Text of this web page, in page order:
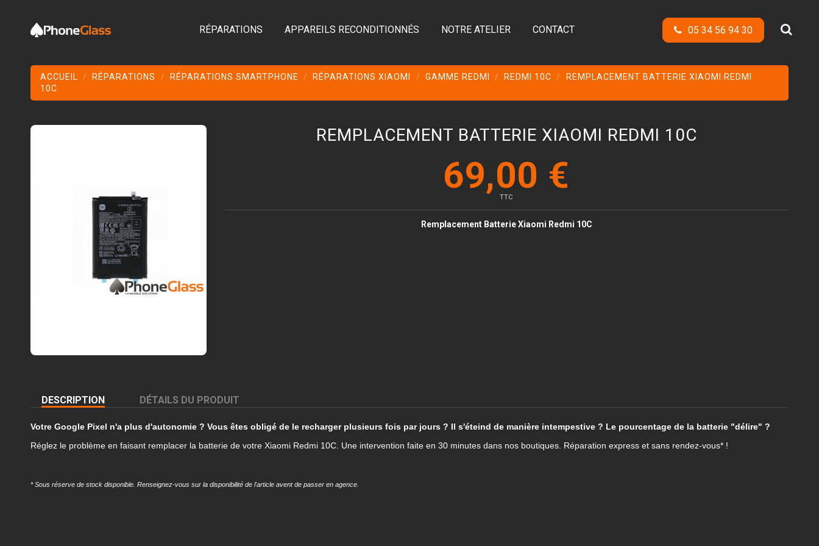
RÉPARATIONS APPAREILS RECONDITIONNÉS NOTRE ATELIER CONTACT 05 34 56 94 30
ACCUEIL RÉPARATIONS RÉPARATIONS SMARTPHONE RÉPARATIONS XIAOMI GAMME REDMI REDMI 10C
REMPLACEMENT BATTERIE XIAOMI REDMI
10C
REMPLACEMENT BATTERIE XIAOMI REDMI 10C
69,00 €
TTC
Remplacement Batterie Xiaomi Redmi 10C
DESCRIPTION DÉTAILS DU PRODUIT
Votre Google Pixel n'a plus d'autonomie ? Vous êtes obligé de le recharger plusieurs fois par jours ? Il s'éteind de manière intempestive ? Le pourcentage de la batterie "délire" ?
Réglez le problème en faisant remplacer la batterie de votre Xiaomi Redmi 10C. Une intervention faite en 30 minutes dans nos boutiques. Réparation express et sans rendez-vous* !
* Sous réserve de stock disponible. Renseignez-vous sur la disponibilité de l'article avent de passer en agence.